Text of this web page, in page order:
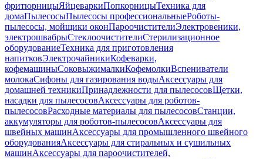
фритюрницыЯйцеваркиПопкорницыТехника для
домаПылесосыПылесосы профессиональныеРоботы-
пылесосы, мойщики оконПароочистителиЭлектровеники,
электрошвабрыСтеклоочистителиСтерилизационное
оборудованиеТехника для приготовления
напитковЭлектрочайникиКофеварки,
кофемашиныСоковыжималкиКофемолкиВспениватели
молокаСифоны для газирования водыАксессуары для
домашней техникиПринадлежности для пылесосовЩетки,
насадки для пылесосовАксессуары для роботов-
пылесосовРасходные материалы для пылесосовСтанции,
аккумуляторы для роботов-пылесосовАксессуары для
швейных машинАксессуары для промышленного швейного
оборудованияАксессуары для стиральных и сушильных
машинАксессуары для пароочистителей,